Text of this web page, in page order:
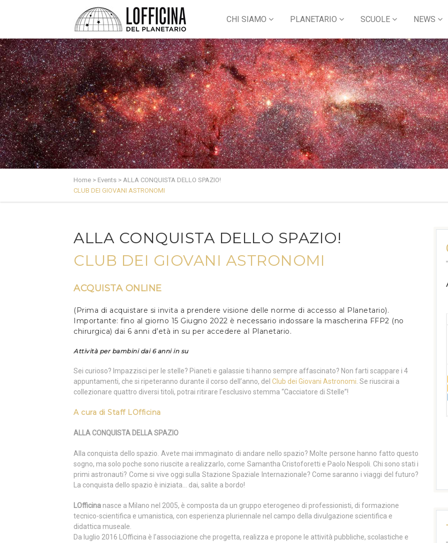
CHI SIAMO PLANETARIO SCUOLE NEWS
Home > Events > ALLA CONQUISTA DELLO SPAZIO!
CLUB DEI GIOVANI ASTRONOMI
ALLA CONQUISTA DELLO SPAZIO!
CLUB DEI GIOVANI ASTRONOMI
ACQUISTA ONLINE
(Prima di acquistare si invita a prendere visione delle norme di accesso al Planetario).
Importante: fino al giorno 15 Giugno 2022 è necessario indossare la mascherina FFP2 (no
chirurgica) dai 6 anni d’età in su per accedere al Planetario.
Attività per bambini dai 6 anni in su
Sei curioso? Impazzisci per le stelle? Pianeti e galassie ti hanno sempre affascinato? Non farti scappare i 4
appuntamenti, che si ripeteranno durante il corso dell’anno, del Club dei Giovani Astronomi . Se riuscirai a
collezionare quattro diversi titoli, potrai ritirare l’esclusivo stemma “Cacciatore di Stelle”!
A cura di Staff LOfficina
ALLA CONQUISTA DELLA SPAZIO
Alla conquista dello spazio. Avete mai immaginato di andare nello spazio? Molte persone hanno fatto questo
sogno, ma solo poche sono riuscite a realizzarlo, come Samantha Cristoforetti e Paolo Nespoli. Chi sono stati i
primi astronauti? Come si vive oggi sulla Stazione Spaziale Internazionale? Come saranno i viaggi del futuro?
La conquista dello spazio è iniziata… dai, salite a bordo!
LOfficina nasce a Milano nel 2005, è composta da un gruppo eterogeneo di professionisti, di formazione
tecnico-scientifica e umanistica, con esperienza pluriennale nel campo della divulgazione scientifica e
didattica museale.
Da luglio 2016 LOfficina è l’associazione che progetta, realizza e propone le attività pubbliche, scolastiche e